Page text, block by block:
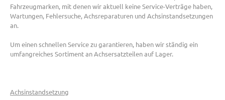
Fahrzeugmarken, mit denen wir aktuell keine Service-Verträge haben,
Wartungen, Fehlersuche, Achsreparaturen und Achsinstandsetzungen
an.
Um einen schnellen Service zu garantieren, haben wir ständig ein
umfangreiches Sortiment an Achsersatzteilen auf Lager.
Achsinstandsetzung